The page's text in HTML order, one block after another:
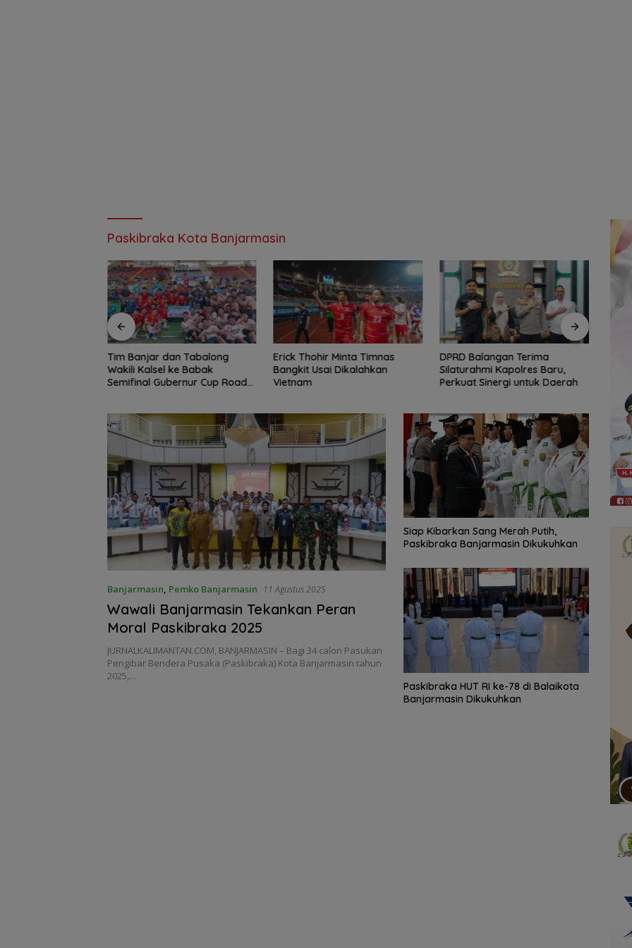
Paskibraka Kota Banjarmasin
Erick Thohir Minta Timnas
Bangkit Usai Dikalahkan
Vietnam
DPRD Balangan Terima
Silaturahmi Kapolres Baru,
Perkuat Sinergi untuk Daerah
AKSEL Virtual Run 2026 Ajak
Pelari Berkontribusi Hijaukan
Tahura Sultan Adam
Banjarmasin Pemko Banjarmasin 11 Agustus 2025
Wawali Banjarmasin Tekankan Peran
Moral Paskibraka 2025
JURNALKALIMANTAN.COM, BANJARMASIN – Bagi 34 calon Pasukan
Pengibar Bendera Pusaka (Paskibraka) Kota Banjarmasin tahun
2025,…
Siap Kibarkan Sang Merah Putih,
Paskibraka Banjarmasin Dikukuhkan
Paskibraka HUT RI ke-78 di Balaikota
Banjarmasin Dikukuhkan